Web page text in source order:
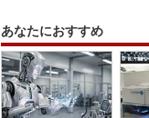
あなたにおすすめ